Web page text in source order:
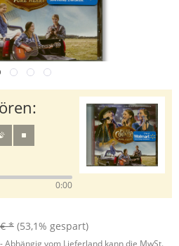
0:00
* (53,1% gespart)
- Abhängig vom Lieferland kann die MwSt.